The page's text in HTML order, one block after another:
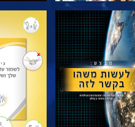
בדוק את הסדרה בדוק